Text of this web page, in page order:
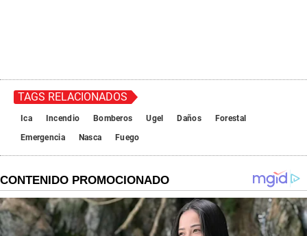
TAGS RELACIONADOS
Ica Incendio Bomberos Ugel Daños
Forestal
Emergencia
Nasca Fuego